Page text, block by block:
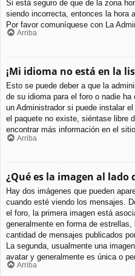
Si está seguro de que de la zona
siendo incorrecta, entonces la hora
Por favor comuníquese con La
Arriba
¡Mi idioma no está en la
Esto se puede deber a que la
de su idioma para el foro o nadie
un Administrador si puede instalar
el paquete no existe, siéntase libre
encontrar más información en el
Arriba
¿Qué es la imagen al
Hay dos imágenes que pueden
cuando esté viendo los mensajes.
el foro, la primera imagen está
generalmente en forma de
cantidad de mensajes publicados
La segunda, usualmente una
avatar y generalmente es única o
Arriba